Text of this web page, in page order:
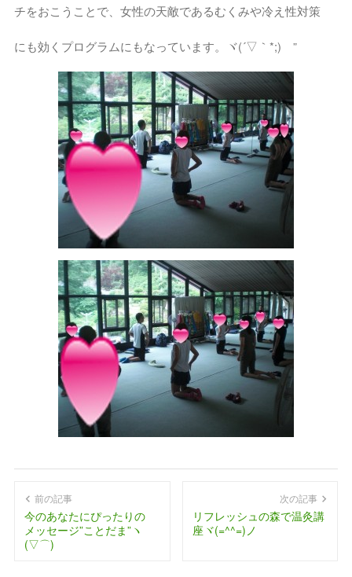
チをおこうことで、女性の天敵であるむくみや冷え性対策
にも効くプログラムにもなっています。ヾ(´▽｀*;)ゝ”
前の記事
今のあなたにぴったりの
メッセージ”ことだま”ヽ
(▽⌒)
次の記事
リフレッシュの森で温灸講
座ヾ(=^^=)ノ